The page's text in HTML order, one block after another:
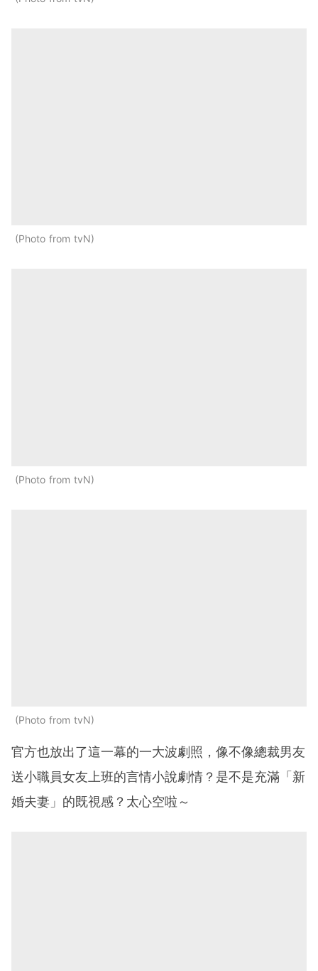
Photo from tvN
Photo from tvN
Photo from tvN
官方也放出了這一幕的一大波劇照，像不像總裁男友
送小職員女友上班的言情小說劇情？是不是充滿「新
婚夫妻」的既視感？太心空啦～